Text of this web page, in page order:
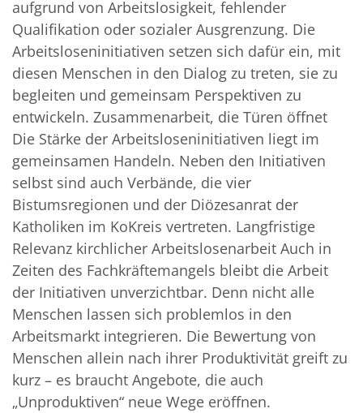
aufgrund von Arbeitslosigkeit, fehlender
Qualifikation oder sozialer Ausgrenzung. Die
Arbeitsloseninitiativen setzen sich dafür ein, mit
diesen Menschen in den Dialog zu treten, sie zu
begleiten und gemeinsam Perspektiven zu
entwickeln. Zusammenarbeit, die Türen öffnet
Die Stärke der Arbeitsloseninitiativen liegt im
gemeinsamen Handeln. Neben den Initiativen
selbst sind auch Verbände, die vier
Bistumsregionen und der Diözesanrat der
Katholiken im KoKreis vertreten. Langfristige
Relevanz kirchlicher Arbeitslosenarbeit Auch in
Zeiten des Fachkräftemangels bleibt die Arbeit
der Initiativen unverzichtbar. Denn nicht alle
Menschen lassen sich problemlos in den
Arbeitsmarkt integrieren. Die Bewertung von
Menschen allein nach ihrer Produktivität greift zu
kurz – es braucht Angebote, die auch
„Unproduktiven“ neue Wege eröffnen.